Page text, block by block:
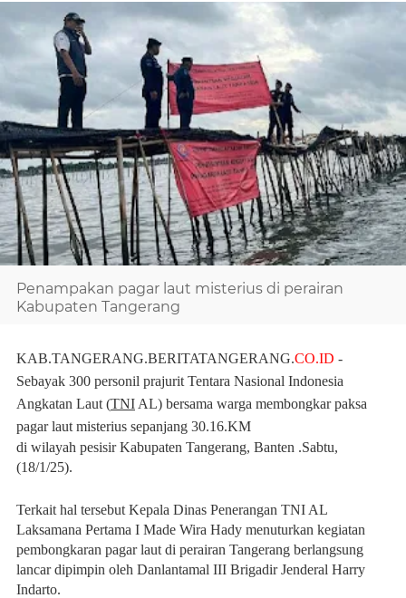
Penampakan pagar laut misterius di perairan
Kabupaten Tangerang
KAB.TANGERANG.BERITATANGERANG.CO.ID -
Sebayak 300 personil prajurit Tentara Nasional Indonesia
Angkatan Laut (TNI AL) bersama warga membongkar paksa
pagar laut misterius sepanjang 30.16.KM
di wilayah pesisir Kabupaten Tangerang, Banten .Sabtu,
(18/1/25).
Terkait hal tersebut Kepala Dinas Penerangan TNI AL
Laksamana Pertama I Made Wira Hady menuturkan kegiatan
pembongkaran pagar laut di perairan Tangerang berlangsung
lancar dipimpin oleh Danlantamal III Brigadir Jenderal Harry
Indarto.